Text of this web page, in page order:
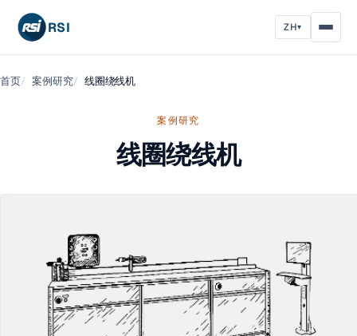
RSI ZH▾
首页 案例研究 线圈绕线机
案例研究
线圈绕线机